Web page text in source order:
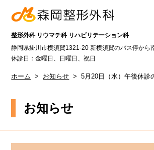
整形外科 リウマチ科 リハビリテーション科
静岡県掛川市横須賀1321-20 新横須賀のバス停から
休診日：金曜日、日曜日、祝日
ホーム お知らせ 5月20日（水）午後休診
お知らせ